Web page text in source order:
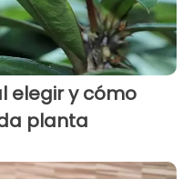
elegir y cómo
planta